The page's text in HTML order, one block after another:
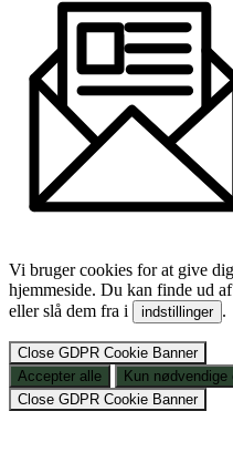
Vi bruger cookies for at give
hjemmeside. Du kan finde ud
eller slå dem fra i
indstillinger .
Close GDPR Cookie Banner
Accepter alle
Kun nødvendige
Close GDPR Cookie Banner